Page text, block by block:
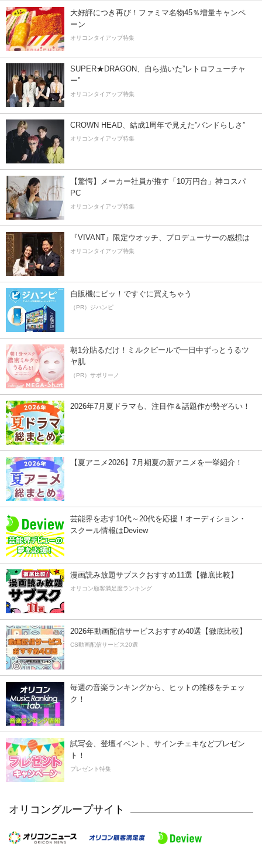
大好評につき再び！ファミマ名物45％増量キャンペ
ーン
オリコンタイアップ特集
SUPER★DRAGON、自ら描いた”レトロフューチャ
ー”
オリコンタイアップ特集
CROWN HEAD、結成1周年で見えた”バンドらしさ”
オリコンタイアップ特集
【驚愕】メーカー社員が推す「10万円台」神コスパ
PC
オリコンタイアップ特集
『VIVANT』限定ウオッチ、プロデューサーの感想は
オリコンタイアップ特集
自販機にピッ！ですぐに買えちゃう
（PR）ジハンピ
朝1分貼るだけ！ミルクピールで一日中ずっとうるツ
ヤ肌
（PR）サボリーノ
2026年7月夏ドラマも、注目作＆話題作が勢ぞろい！
【夏アニメ2026】7月期夏の新アニメを一挙紹介！
芸能界を志す10代～20代を応援！オーディション・
スクール情報はDeview
漫画読み放題サブスクおすすめ11選【徹底比較】
オリコン顧客満足度ランキング
2026年動画配信サービスおすすめ40選【徹底比較】
CS動画配信サービス20選
毎週の音楽ランキングから、ヒットの推移をチェッ
ク！
試写会、登壇イベント、サインチェキなどプレゼン
ト！
プレゼント特集
オリコングループサイト